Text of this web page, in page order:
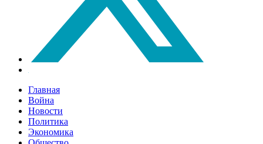
Главная
Война
Новости
Политика
Экономика